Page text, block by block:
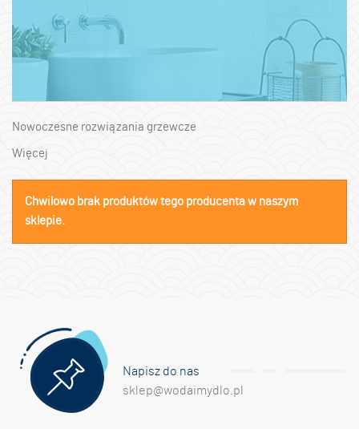
Nowoczesne rozwiązania grzewcze
Więcej
Chwilowo brak produktów tego producenta w naszym
sklepie.
Napisz do nas
sklep@wodaimydlo.pl